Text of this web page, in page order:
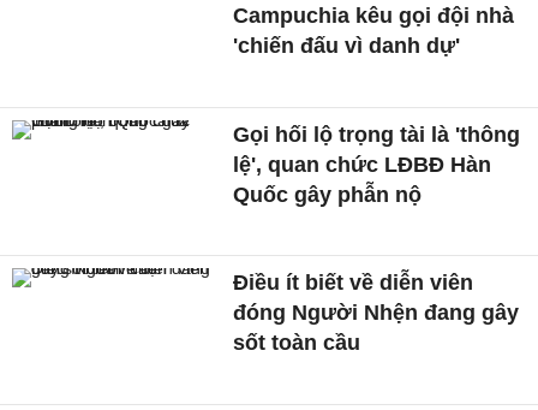
Campuchia kêu gọi đội nhà
'chiến đấu vì danh dự'
Gọi hối lộ trọng tài là 'thông
lệ', quan chức LĐBĐ Hàn
Quốc gây phẫn nộ
Điều ít biết về diễn viên
đóng Người Nhện đang gây
sốt toàn cầu